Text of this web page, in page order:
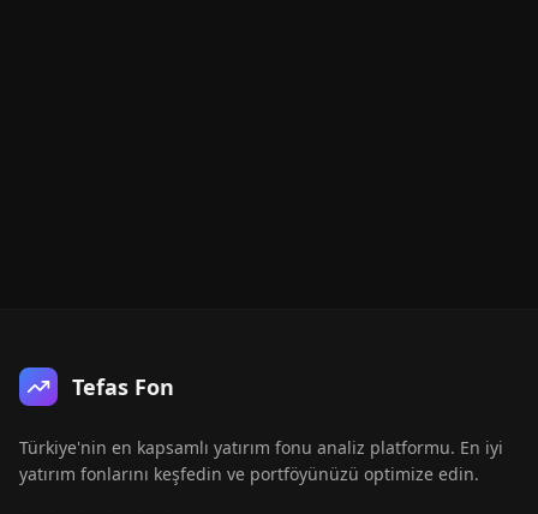
Tefas Fon
Türkiye'nin en kapsamlı yatırım fonu analiz platformu. En iyi
yatırım fonlarını keşfedin ve portföyünüzü optimize edin.